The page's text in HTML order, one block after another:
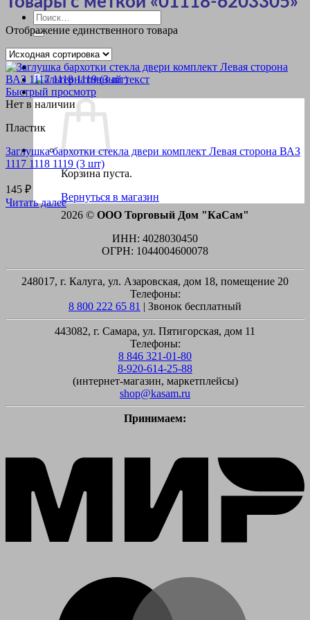
Искать:
Корзина пуста.
Вернуться в магазин
Отображение единственного товара
Быстрый просмотр
Нет в наличии
Пластик
Заглушка бархотки стекла двери комплект Левая сторона ВАЗ
1117 1118 1119 (3 шт)
145 ₽
Читать далее
2026 © ООО Торговый Дом "КаСам"
ИНН: 4028030450
ОГРН: 1044004600078
248017, г. Калуга, ул. Азаровская, дом 18, помещение 20
Телефоны:
8 800 222 65 81 | Звонок бесплатный
443082, г. Самара, ул. Пятигорская, дом 11
Телефоны:
8 846 321-01-80
8-920-614-25-88
(интернет-магазин, маркетплейсы)
shop@kasam.ru
Принимаем: